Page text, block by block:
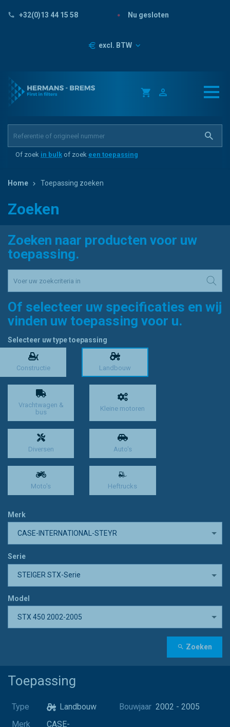
+32(0)13 44 15 58 Nu gesloten
Prijzen
excl. BTW
Of zoek in bulk of zoek een toepassing
Home Toepassing zoeken
Zoeken
Zoeken naar producten voor uw
toepassing.
Of selecteer uw specificaties en wij
vinden uw toepassing voor u.
Selecteer uw type toepassing
Constructie Landbouw
Vrachtwagen &
bus
Kleine motoren
Diversen Auto's
Moto's Heftrucks
Merk
CASE-INTERNATIONAL-STEYR
Serie
STEIGER STX-Serie
Model
STX 450 2002-2005
Zoeken
Toepassing
Type
Landbouw
Merk
CASE-
Bouwjaar 2002 - 2005